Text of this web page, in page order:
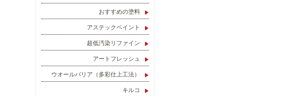
おすすめの塗料
アステックペイント
超低汚染リファイン
アートフレッシュ
ウオールバリア（多彩仕上工法）
キルコ